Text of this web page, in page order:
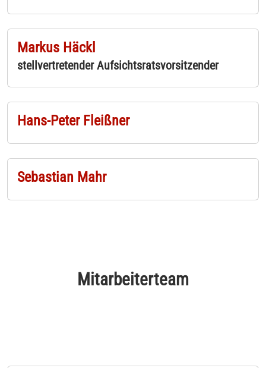
Markus Häckl
stellvertretender Aufsichtsratsvorsitzender
Hans-Peter Fleißner
Sebastian Mahr
Mitarbeiterteam